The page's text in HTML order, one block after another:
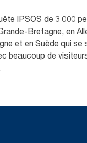
IPSOS de 3 000
Bretagne, en
et en Suède qui se
beaucoup de